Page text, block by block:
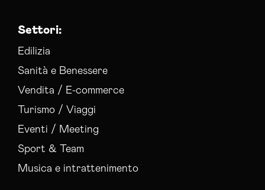
Gestione Campagne Google Ads Modena
Gestione Social Media Modena
Social Media Advertising Modena
Sviluppo Ecommerce Modena
Web Agency Modena
Settori:
Edilizia
Sanità e Benessere
Vendita / E-commerce
Turismo / Viaggi
Eventi / Meeting
Sport & Team
Musica e intrattenimento